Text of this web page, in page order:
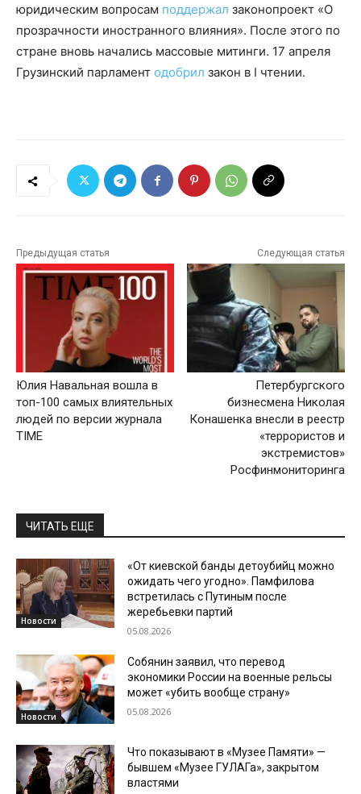
юридическим вопросам поддержал законопроект «О
прозрачности иностранного влияния». После этого по
стране вновь начались массовые митинги. 17 апреля
Грузинский парламент одобрил закон в I чтении.
Предыдущая статья
Юлия Навальная вошла в
топ-100 самых влиятельных
людей по версии журнала
ТIME
Следующая статья
Петербургского
бизнесмена Николая
Конашенка внесли в реестр
«террористов и
экстремистов»
Росфинмониторинга
ЧИТАТЬ ЕЩЕ
Новости
«От киевской банды детоубийц можно
ожидать чего угодно». Памфилова
встретилась с Путиным после
жеребьевки партий
05.08.2026
Новости
Собянин заявил, что перевод
экономики России на военные рельсы
может «убить вообще страну»
05.08.2026
Что показывают в «Музее Памяти» —
бывшем «Музее ГУЛАГа», закрытом
властями